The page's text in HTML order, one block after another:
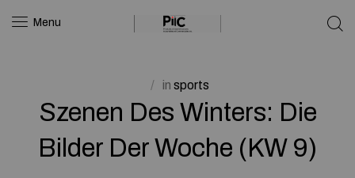
Menu
in sports
Szenen Des Winters: Die
Bilder Der Woche (KW 9)